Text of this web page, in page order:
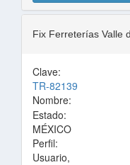
Fix Ferreterías Valle
Clave:
TR-82139
Nombre:
Estado:
MÉXICO
Perfil:
Usuario,